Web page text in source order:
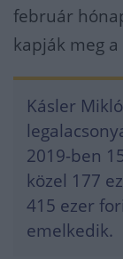
február
kapják meg
Kásler
2019-ben
közel 177
415 ezer
emelkedik.